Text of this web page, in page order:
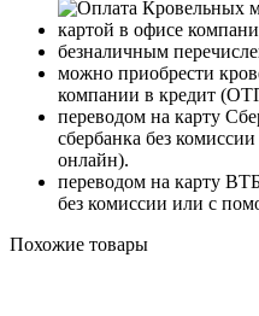
картой в офисе
безналичным
можно приобрести
компании в кредит
переводом на карту
сбербанка без
онлайн).
переводом на карту
без комиссии или с
Похожие товары